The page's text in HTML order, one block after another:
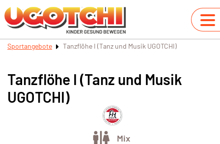
Sportangebote Tanzflöhe I (Tanz und Musik UGOTCHI)
Tanzflöhe I (Tanz und Musik
UGOTCHI)
Mix